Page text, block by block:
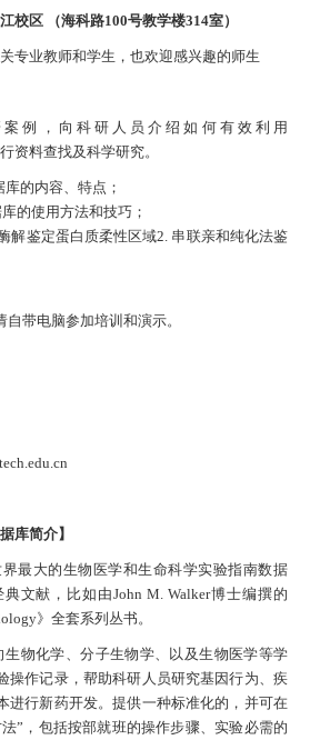
校区 （海科路100号教学楼314室）
专业教师和学生，也欢迎感兴趣的师生
例，向科研人员介绍如何有效利用
资料查找及科学研究。
库的内容、特点；
的使用方法和技巧；
解鉴定蛋白质柔性区域2. 串联亲和纯化法鉴
带电脑参加培训和演示。
库简介】
最大的生物医学和生命科学实验指南数据
典文献，比如由John M. Walker博士编撰的
》全套系列丛书。
生物化学、分子生物学、以及生物医学等学
操作记录，帮助科研人员研究基因行为、疾
进行新药开发。提供一种标准化的，并可在
”，包括按部就班的操作步骤、实验必需的